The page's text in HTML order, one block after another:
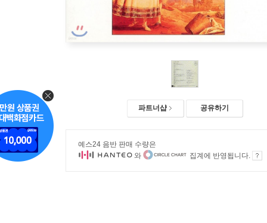
파트너샵 공유하기
예스24 음반 판매 수량은
와
집계에 반영됩니다.